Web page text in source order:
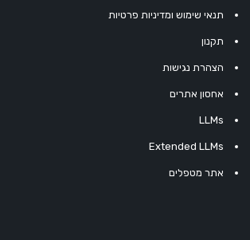
תנאי שימוש ומדיניות פרטיות
תקנון
הצהרת נגישות
אחסון אתרים
LLMs
Extended LLMs
אתר מטפלים